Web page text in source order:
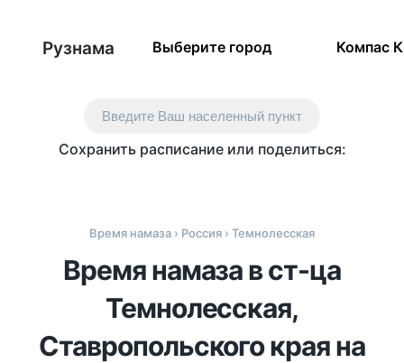
Рузнама Выберите город Компас
Введите Ваш населенный пункт
Сохранить расписание или поделиться:
Время намаза › Россия › Темнолесская
Время намаза в ст-ца
Темнолесская,
Ставропольского края на